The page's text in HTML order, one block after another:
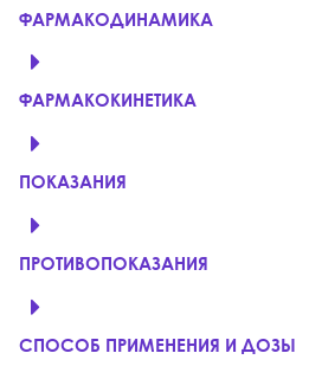
ФАРМАКОДИНАМИКА
ФАРМАКОКИНЕТИКА
ПОКАЗАНИЯ
ПРОТИВОПОКАЗАНИЯ
СПОСОБ ПРИМЕНЕНИЯ И ДОЗЫ